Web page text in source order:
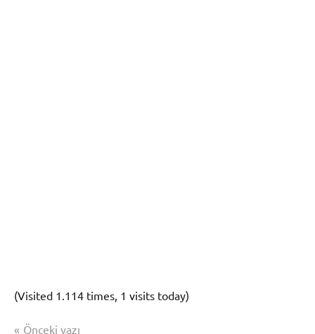
(Visited 1.114 times, 1 visits today)
Önceki yazı